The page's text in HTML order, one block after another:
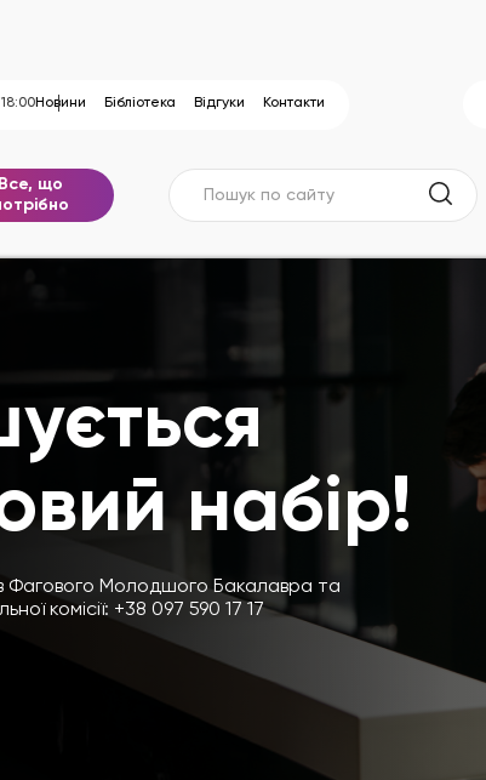
Новини Бібліотека Відгуки Контакти
Все, що
набір!
Фагового Молодшого Бакалавра та
комісії: +38 097 590 17 17